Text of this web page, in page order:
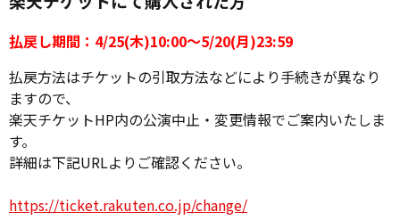
払戻し期間：4/25(木)10:00～5/20(月)23:59
払戻方法はチケットの引取方法などにより手続きが異なり
ますので、
楽天チケットHP内の公演中止・変更情報でご案内いたしま
す。
詳細は下記URLよりご確認ください。
https://ticket.rakuten.co.jp/change/